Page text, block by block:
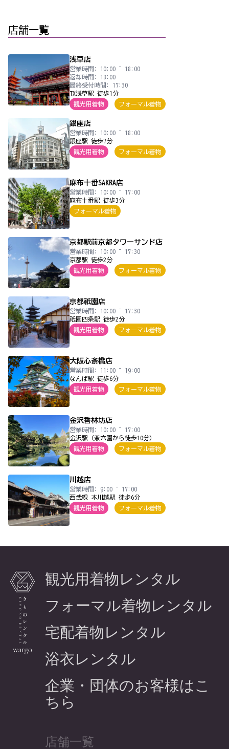
店舗一覧
浅草店
営業時間: 10:00 ~ 18:00
返却時間: 18:00
最終受付時間: 17:30
TX浅草駅 徒歩1分
観光用着物
フォーマル着物
銀座店
営業時間: 10:00 ~ 18:00
銀座駅 徒歩7分
観光用着物
フォーマル着物
麻布十番SAKRA店
営業時間: 10:00 ~ 17:00
麻布十番駅 徒歩3分
フォーマル着物
京都駅前京都タワーサンド店
営業時間: 10:00 ~ 17:30
京都駅 徒歩2分
観光用着物
フォーマル着物
京都祇園店
営業時間: 10:00 ~ 17:30
祇園四条駅 徒歩2分
観光用着物
フォーマル着物
大阪心斎橋店
営業時間: 11:00 ~ 19:00
なんば駅 徒歩6分
観光用着物
フォーマル着物
金沢香林坊店
営業時間: 10:00 ~ 17:00
金沢駅（兼六園から徒歩10分）
観光用着物
フォーマル着物
川越店
営業時間: 9:00 ~ 17:00
西武線 本川越駅 徒歩6分
観光用着物
フォーマル着物
観光用着物レンタル
フォーマル着物レンタル
宅配着物レンタル
浴衣レンタル
企業・団体のお客様はこ
ちら
店舗一覧